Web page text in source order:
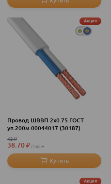
Акция
Провод ШВВП 2х0.75 ГОСТ
уп.200м 00044017 (30187)
43₽
38.70₽ пог. м
Акция